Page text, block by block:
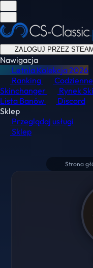
ZALOGUJ PRZEZ STEAM
Nawigacja
Letnia Kolekcja2026
Ranking
Skinchanger
Rynek
Lista Banów
Discord
Sklep
Przeglądaj usługi
Sklep
Strona